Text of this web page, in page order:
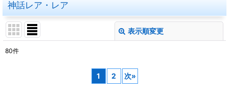
神話レア・レア
表示順変更
80件
1 2 次»